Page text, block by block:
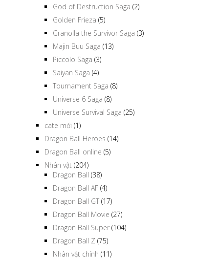
God of Destruction Saga (2)
Golden Frieza (5)
Granolla the Survivor Saga (3)
Majin Buu Saga (13)
Piccolo Saga (3)
Saiyan Saga (4)
Tournament Saga (8)
Universe 6 Saga (8)
Universe Survival Saga (25)
cate mới (1)
Dragon Ball Heroes (14)
Dragon Ball online (5)
Nhân vật (204)
Dragon Ball (38)
Dragon Ball AF (4)
Dragon Ball GT (17)
Dragon Ball Movie (27)
Dragon Ball Super (104)
Dragon Ball Z (75)
Nhân vật chính (11)